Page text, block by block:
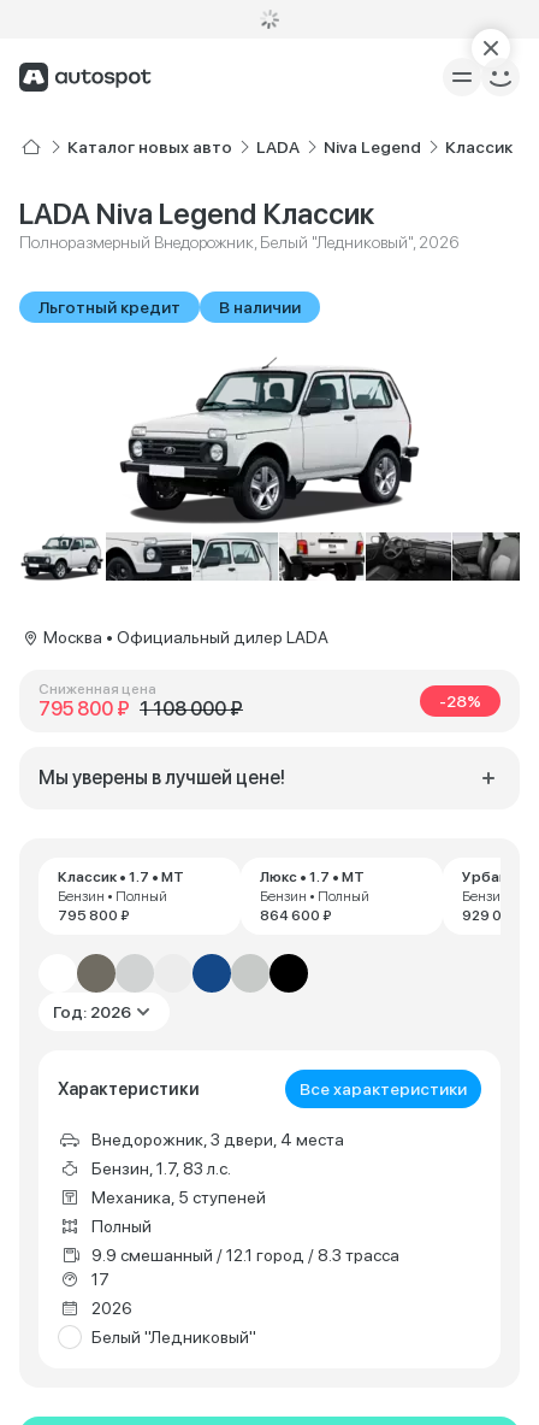
Каталог новых авто LADA Niva Legend Классик
LADA Niva Legend Классик
Полноразмерный Внедорожник, Белый "Ледниковый", 2026
Льготный кредит В наличии
Классик • 1.7 • MT
Бензин • Полный
795 800 ₽
Люкс • 1.7 • MT
Бензин • Полный
864 600 ₽
Урбан •
Бензин •
929 000 ₽
Год: 2026
Характеристики Все характеристики
Внедорожник, 3 двери, 4 места
Бензин, 1.7, 83 л.с.
Механика, 5 ступеней
Полный
9.9 смешанный / 12.1 город / 8.3 трасса
17
2026
Белый "Ледниковый"
Москва • Официальный дилер LADA
Сниженная цена
795 800 ₽ 1 108 000 ₽ -28%
Мы уверены в лучшей цене!